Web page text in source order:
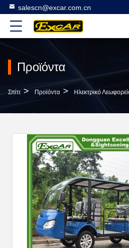
salescn@excar.com.cn
Προϊόντα
Σπίτι > Προϊόντα > Ηλεκτρικό